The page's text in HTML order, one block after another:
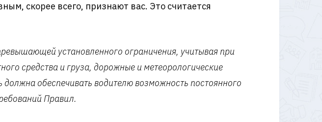
скорее всего, признают вас. Это считается
установленного ограничения, учитывая при
средства и груза, дорожные и метеорологические
обеспечивать водителю возможность постоянного
Правил.